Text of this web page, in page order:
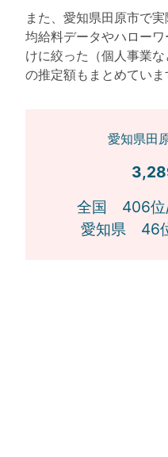
また、愛知県田原市で
均給料データやハロー
けに絞った（個人事業
の推定額もまとめていま
愛知県田
全国 406位/
愛知県 46